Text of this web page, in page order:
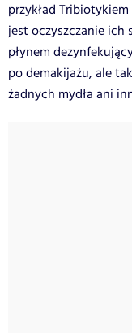
przykład
jest oczyszczanie
płynem
po demakijażu, ale
żadnych mydła ani